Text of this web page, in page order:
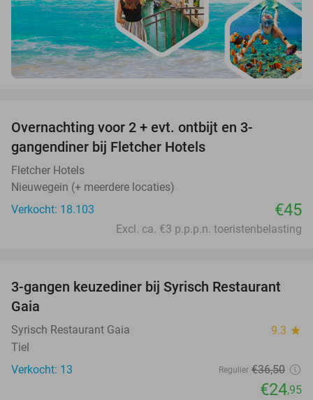
Overnachting voor 2 + evt. ontbijt en 3-
gangendiner bij Fletcher Hotels
Fletcher Hotels
Nieuwegein (+ meerdere locaties)
Verkocht: 18.103
€45
Excl. ca. €3 p.p.p.n. toeristenbelasting
32%
3-gangen keuzediner bij Syrisch Restaurant
Gaia
Syrisch Restaurant Gaia 9.3 star
Tiel
Verkocht: 13
Regulier €36,50
€24,95